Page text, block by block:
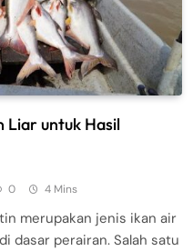
Liar untuk Hasil
0 4 Mins
merupakan jenis ikan air
dasar perairan. Salah satu